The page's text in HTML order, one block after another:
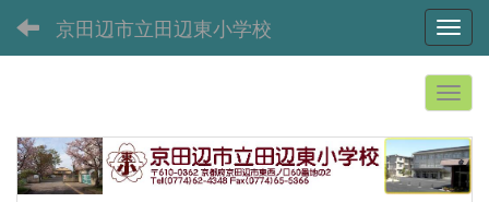
京田辺市立田辺東小学校